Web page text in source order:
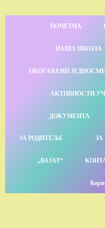
ПОЧЕТНА
НАША ШКОЛА
ОБОГАЋЕНИ
АКТИВНОСТИ
ДОКУМЕНТА
ЗА РОДИТЕЉЕ ЗА
„ВАЈАТ“